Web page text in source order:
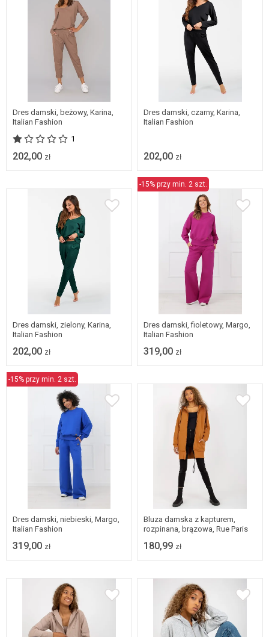
XL
Dres damski, beżowy, Karina,
Italian Fashion
1
202,00 zł
S/M M
XL
Dres damski, czarny, Karina,
Italian Fashion
202,00 zł
M L
Dres damski, zielony, Karina,
Italian Fashion
202,00 zł
-15% przy min. 2 szt.
M L
Dres damski, fioletowy, Margo,
Italian Fashion
319,00 zł
-15% przy min. 2 szt.
L
Dres damski, niebieski, Margo,
Italian Fashion
319,00 zł
Bluza damska z kapturem,
rozpinana, brązowa, Rue Paris
180,99 zł